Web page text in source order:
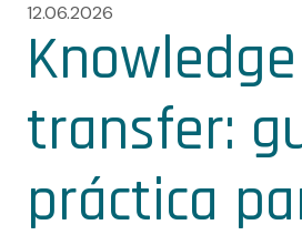
12.06.2026
Knowledge
transfer:
práctica